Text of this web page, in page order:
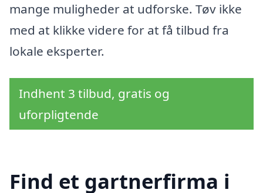
mange muligheder at udforske. Tøv ikke
med at klikke videre for at få tilbud fra
lokale eksperter.
Indhent 3 tilbud, gratis og
uforpligtende
Find et gartnerfirma i